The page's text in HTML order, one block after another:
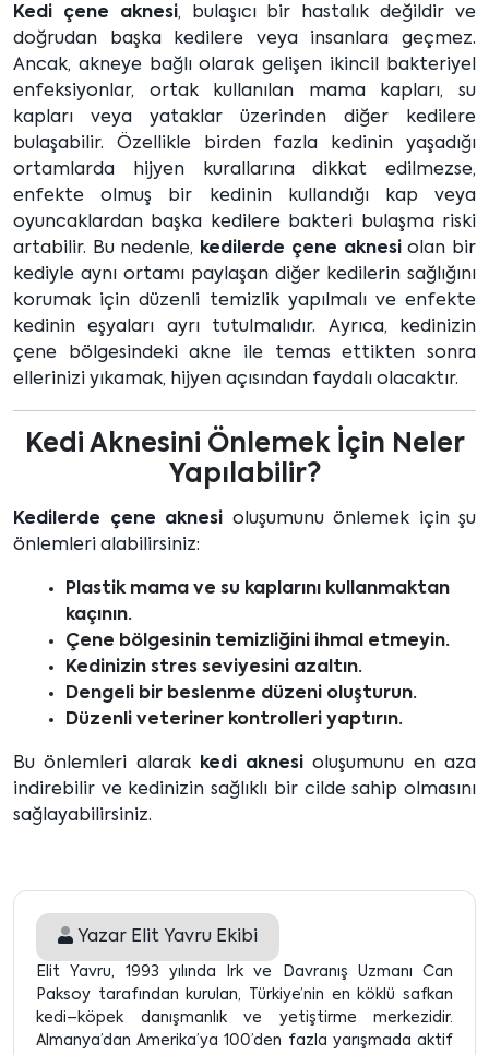
Kedi çene aknesi, bulaşıcı bir hastalık değildir ve
doğrudan başka kedilere veya insanlara geçmez.
Ancak, akneye bağlı olarak gelişen ikincil bakteriyel
enfeksiyonlar, ortak kullanılan mama kapları, su
kapları veya yataklar üzerinden diğer kedilere
bulaşabilir. Özellikle birden fazla kedinin yaşadığı
ortamlarda hijyen kurallarına dikkat edilmezse,
enfekte olmuş bir kedinin kullandığı kap veya
oyuncaklardan başka kedilere bakteri bulaşma riski
artabilir. Bu nedenle,
kedilerde çene aknesiolan bir
kediyle aynı ortamı paylaşan diğer kedilerin sağlığını
korumak için düzenli temizlik yapılmalı ve enfekte
kedinin eşyaları ayrı tutulmalıdır. Ayrıca, kedinizin
çene bölgesindeki akne ile temas ettikten sonra
ellerinizi yıkamak, hijyen açısından faydalı olacaktır.
Kedi Aknesini Önlemek İçin Neler
Yapılabilir?
Kedilerde çene aknesi oluşumunu önlemek için şu
önlemleri alabilirsiniz:
Plastik mama ve su kaplarını kullanmaktan
kaçının.
Çene bölgesinin temizliğini ihmal etmeyin.
Kedinizin stres seviyesini azaltın.
Dengeli bir beslenme düzeni oluşturun.
Düzenli veteriner kontrolleri yaptırın.
Bu önlemleri alarak kedi aknesi oluşumunu en aza
indirebilir ve kedinizin sağlıklı bir cilde sahip olmasını
sağlayabilirsiniz.
Yazar Elit Yavru Ekibi
Elit Yavru, 1993 yılında Irk ve Davranış Uzmanı Can
Paksoy tarafından kurulan, Türkiye’nin en köklü safkan
kedi–köpek danışmanlık ve yetiştirme merkezidir.
Almanya’dan Amerika’ya 100’den fazla yarışmada aktif